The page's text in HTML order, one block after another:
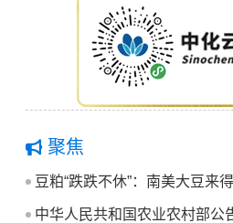
聚焦
豆粕“跌跌不休”：南美大豆来
中华人民共和国农业农村部公